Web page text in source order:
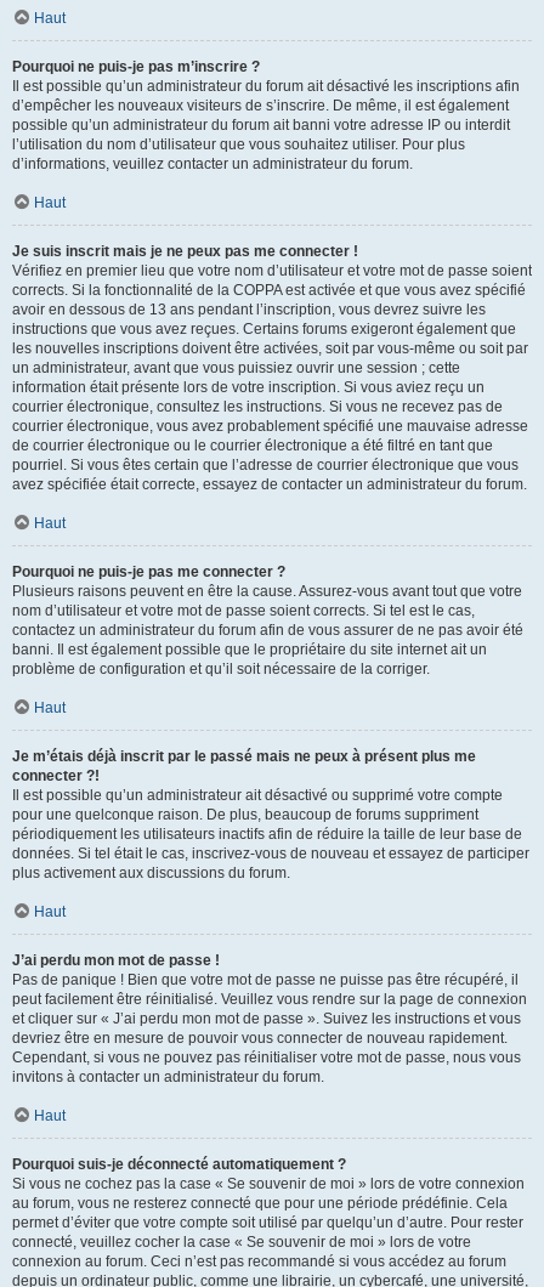
Haut
Pourquoi ne puis-je pas m’inscrire ?
Il est possible qu’un administrateur du forum ait désactivé les inscriptions afin
d’empêcher les nouveaux visiteurs de s’inscrire. De même, il est également
possible qu’un administrateur du forum ait banni votre adresse IP ou interdit
l’utilisation du nom d’utilisateur que vous souhaitez utiliser. Pour plus
d’informations, veuillez contacter un administrateur du forum.
Haut
Je suis inscrit mais je ne peux pas me connecter !
Vérifiez en premier lieu que votre nom d’utilisateur et votre mot de passe soient
corrects. Si la fonctionnalité de la COPPA est activée et que vous avez spécifié
avoir en dessous de 13 ans pendant l’inscription, vous devrez suivre les
instructions que vous avez reçues. Certains forums exigeront également que
les nouvelles inscriptions doivent être activées, soit par vous-même ou soit par
un administrateur, avant que vous puissiez ouvrir une session ; cette
information était présente lors de votre inscription. Si vous aviez reçu un
courrier électronique, consultez les instructions. Si vous ne recevez pas de
courrier électronique, vous avez probablement spécifié une mauvaise adresse
de courrier électronique ou le courrier électronique a été filtré en tant que
pourriel. Si vous êtes certain que l’adresse de courrier électronique que vous
avez spécifiée était correcte, essayez de contacter un administrateur du forum.
Haut
Pourquoi ne puis-je pas me connecter ?
Plusieurs raisons peuvent en être la cause. Assurez-vous avant tout que votre
nom d’utilisateur et votre mot de passe soient corrects. Si tel est le cas,
contactez un administrateur du forum afin de vous assurer de ne pas avoir été
banni. Il est également possible que le propriétaire du site internet ait un
problème de configuration et qu’il soit nécessaire de la corriger.
Haut
Je m’étais déjà inscrit par le passé mais ne peux à présent plus me
connecter ?!
Il est possible qu’un administrateur ait désactivé ou supprimé votre compte
pour une quelconque raison. De plus, beaucoup de forums suppriment
périodiquement les utilisateurs inactifs afin de réduire la taille de leur base de
données. Si tel était le cas, inscrivez-vous de nouveau et essayez de participer
plus activement aux discussions du forum.
Haut
J’ai perdu mon mot de passe !
Pas de panique ! Bien que votre mot de passe ne puisse pas être récupéré, il
peut facilement être réinitialisé. Veuillez vous rendre sur la page de connexion
et cliquer sur « J’ai perdu mon mot de passe ». Suivez les instructions et vous
devriez être en mesure de pouvoir vous connecter de nouveau rapidement.
Cependant, si vous ne pouvez pas réinitialiser votre mot de passe, nous vous
invitons à contacter un administrateur du forum.
Haut
Pourquoi suis-je déconnecté automatiquement ?
Si vous ne cochez pas la case « Se souvenir de moi » lors de votre connexion
au forum, vous ne resterez connecté que pour une période prédéfinie. Cela
permet d’éviter que votre compte soit utilisé par quelqu’un d’autre. Pour rester
connecté, veuillez cocher la case « Se souvenir de moi » lors de votre
connexion au forum. Ceci n’est pas recommandé si vous accédez au forum
depuis un ordinateur public, comme une librairie, un cybercafé, une université,